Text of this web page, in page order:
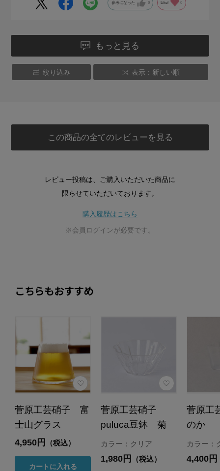
参考になった 0 Like! 0
もっと見る
絞り込み 表示：新しい順
この商品の全てのレビューを見る
レビュー投稿は、ご購入いただいた商品に
限らせていただいております。
購入履歴はこちら
※会員ログインが必要です。
こちらもおすすめ
菅原工芸硝子 富
士山グラス
4,950円 （税込）
カートに入れる
菅原工芸硝子
puluca豆鉢 菊
カラー：クリア
1,980円 （税込）
菅原工
のか
カラー：
4,400円